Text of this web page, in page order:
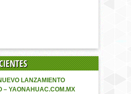
LANZAMIENTO
– YAONAHUAC.COM.MX